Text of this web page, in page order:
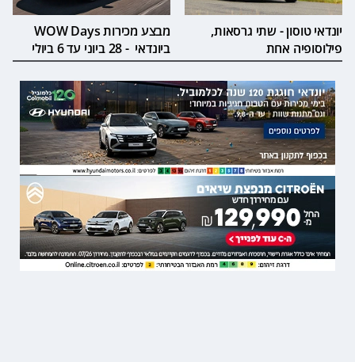
יונדאי טוסון - שתי גרסאות,
פילוסופיה אחת
מבצע מכירות WOW Days
ביונדאי - 28 ביוני עד 6 ביולי